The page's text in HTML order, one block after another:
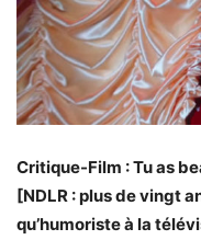
Critique-Film : Tu as
[NDLR : plus de vingt
qu’humoriste à la